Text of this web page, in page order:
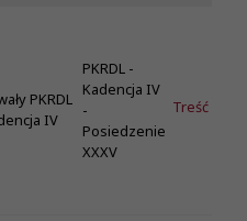
PKRDL
IV
PKRDL -
Kadencja IV
-
Posiedzenie
XXXV
Treść